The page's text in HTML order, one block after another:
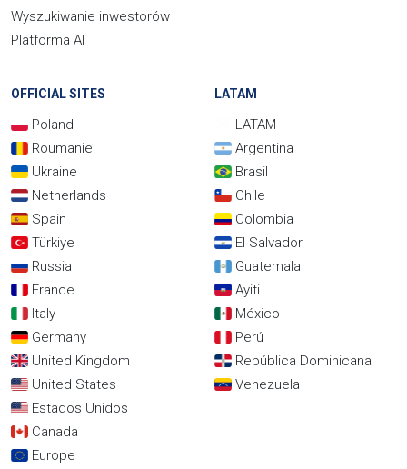
Wyszukiwanie inwestorów
Platforma AI
OFFICIAL SITES
Poland
Roumanie
Ukraine
Netherlands
Spain
Türkiye
Russia
France
Italy
Germany
United Kingdom
United States
Estados Unidos
Canada
Europe
LATAM
LATAM
Argentina
Brasil
Chile
Colombia
El Salvador
Guatemala
Ayiti
México
Perú
República Dominicana
Venezuela